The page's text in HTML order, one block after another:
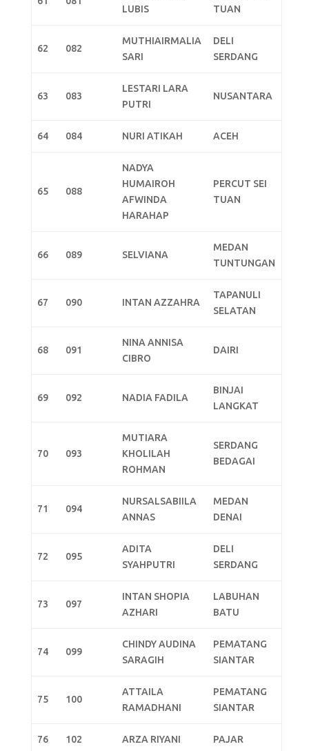
LUBIS
TUAN
62 082
MUTHIAIRMALIA
SARI
DELI
SERDANG
63 083
LESTARI LARA
PUTRI
NUSANTARA
64 084 NURI ATIKAH ACEH
65 088
NADYA
HUMAIROH
AFWINDA
HARAHAP
PERCUT SEI
TUAN
66 089 SELVIANA
MEDAN
TUNTUNGAN
67 090 INTAN AZZAHRA
TAPANULI
SELATAN
68 091
NINA ANNISA
CIBRO
DAIRI
69 092 NADIA FADILA
BINJAI
LANGKAT
70 093
MUTIARA
KHOLILAH
ROHMAN
SERDANG
BEDAGAI
71 094
NURSALSABIILA
ANNAS
MEDAN
DENAI
72 095
ADITA
SYAHPUTRI
DELI
SERDANG
73 097
INTAN SHOPIA
AZHARI
LABUHAN
BATU
74 099
CHINDY AUDINA
SARAGIH
PEMATANG
SIANTAR
75 100
ATTAILA
RAMADHANI
PEMATANG
SIANTAR
76 102 ARZA RIYANI PAJAR